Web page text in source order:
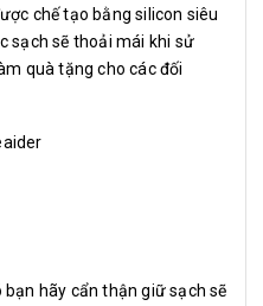
chế tạo bằng silicon siêu
sạch sẽ thoải mái khi sử
quà tặng cho các đối
hãy cẩn thận giữ sạch sẽ